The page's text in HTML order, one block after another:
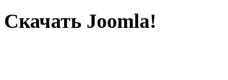
Скачать Joomla!